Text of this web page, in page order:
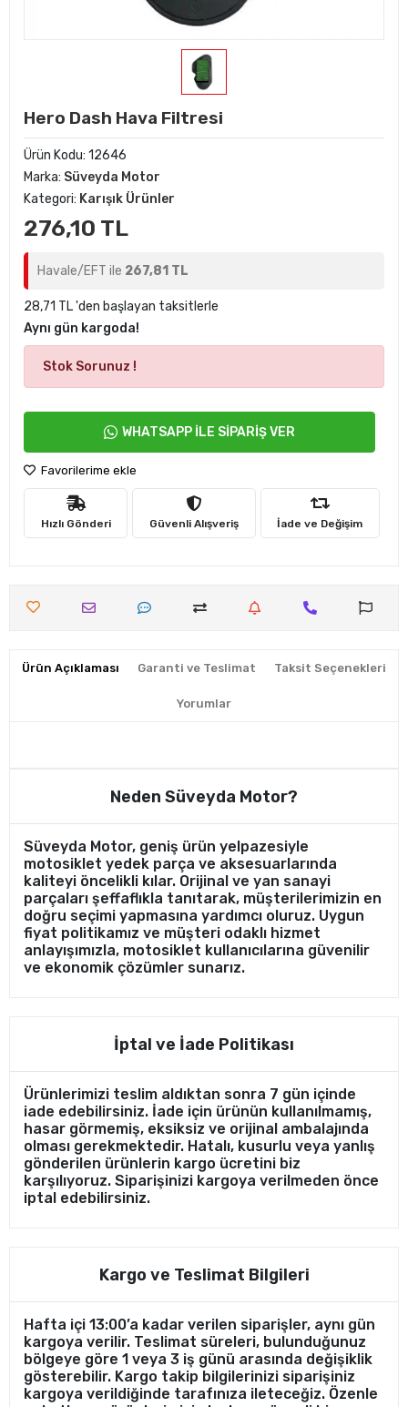
Hero Dash Hava Filtresi
Ürün Kodu: 12646
Marka: Süveyda Motor
Kategori: Karışık Ürünler
276,10 TL
Havale/EFT ile 267,81 TL
28,71 TL 'den başlayan taksitlerle
Aynı gün kargoda!
Stok Sorunuz !
WHATSAPP İLE SİPARİŞ VER
Favorilerime ekle
Hızlı Gönderi Güvenli Alışveriş İade ve Değişim
Ürün Açıklaması Garanti ve Teslimat Taksit Seçenekleri
Yorumlar
Neden Süveyda Motor?
Süveyda Motor, geniş ürün yelpazesiyle
motosiklet yedek parça ve aksesuarlarında
kaliteyi öncelikli kılar. Orijinal ve yan sanayi
parçaları şeffaflıkla tanıtarak, müşterilerimizin en
doğru seçimi yapmasına yardımcı oluruz. Uygun
fiyat politikamız ve müşteri odaklı hizmet
anlayışımızla, motosiklet kullanıcılarına güvenilir
ve ekonomik çözümler sunarız.
İptal ve İade Politikası
Ürünlerimizi teslim aldıktan sonra 7 gün içinde
iade edebilirsiniz. İade için ürünün kullanılmamış,
hasar görmemiş, eksiksiz ve orijinal ambalajında
olması gerekmektedir. Hatalı, kusurlu veya yanlış
gönderilen ürünlerin kargo ücretini biz
karşılıyoruz. Siparişinizi kargoya verilmeden önce
iptal edebilirsiniz.
Kargo ve Teslimat Bilgileri
Hafta içi 13:00’a kadar verilen siparişler, aynı gün
kargoya verilir. Teslimat süreleri, bulunduğunuz
bölgeye göre 1 veya 3 iş günü arasında değişiklik
gösterebilir. Kargo takip bilgilerinizi siparişiniz
kargoya verildiğinde tarafınıza ileteceğiz. Özenle